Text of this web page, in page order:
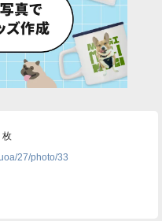
27/photo/33